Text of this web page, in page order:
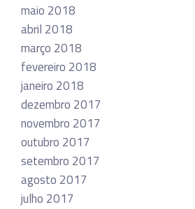
maio 2018
abril 2018
março 2018
fevereiro 2018
janeiro 2018
dezembro 2017
novembro 2017
outubro 2017
setembro 2017
agosto 2017
julho 2017